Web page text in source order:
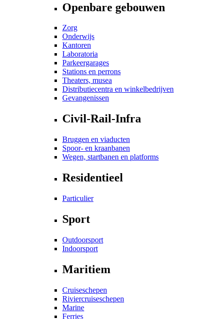
Openbare gebouwen
Zorg
Onderwijs
Kantoren
Laboratoria
Parkeergarages
Stations en perrons
Theaters, musea
Distributiecentra en winkelbedrijven
Gevangenissen
Civil-Rail-Infra
Bruggen en viaducten
Spoor- en kraanbanen
Wegen, startbanen en platforms
Residentieel
Particulier
Sport
Outdoorsport
Indoorsport
Maritiem
Cruiseschepen
Riviercruiseschepen
Marine
Ferries